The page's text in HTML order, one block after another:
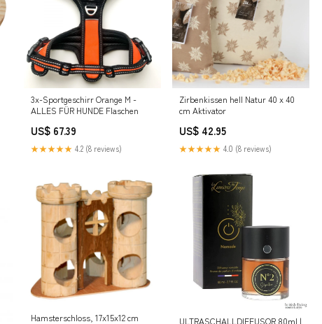
3x-Sportgeschirr Orange M -
ALLES FÜR HUNDE Flaschen
US$ 67.39
★★★★★ 4.2 (8 reviews)
Zirbenkissen hell Natur 40 x 40
cm Aktivator
US$ 42.95
★★★★★ 4.0 (8 reviews)
Hamsterschloss, 17x15x12 cm
ULTRASCHALLDIFFUSOR 80ml |